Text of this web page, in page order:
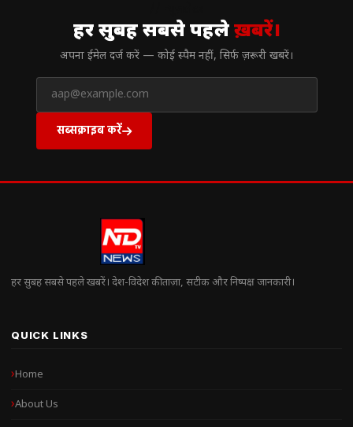
हर सुबह सबसे पहलेख़बरें।
अपना ईमेल दर्ज करें — कोई स्पैम नहीं, सिर्फ ज़रूरी खबरें।
सब्सक्राइब करें
हर सुबह सबसे पहले खबरें। देश-विदेश की ताज़ा, सटीक और निष्पक्ष जानकारी।
QUICK LINKS
Home
About Us